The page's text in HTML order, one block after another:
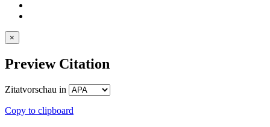
×
Preview Citation
Zitatvorschau in
Copy to clipboard